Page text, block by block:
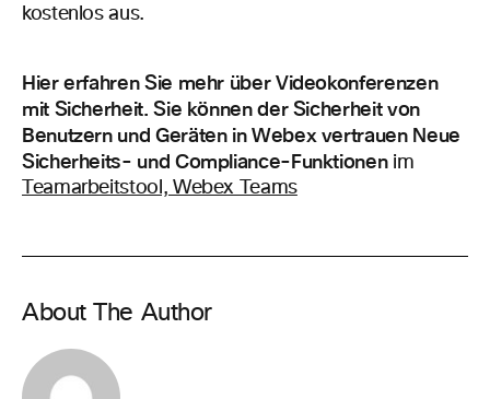
kostenlos aus.
Hier erfahren Sie mehr über Videokonferenzen
mit Sicherheit. Sie können der Sicherheit von
Benutzern und Geräten in Webex vertrauen Neue
Sicherheits- und Compliance-Funktionenim
Teamarbeitstool, Webex Teams
About The Author